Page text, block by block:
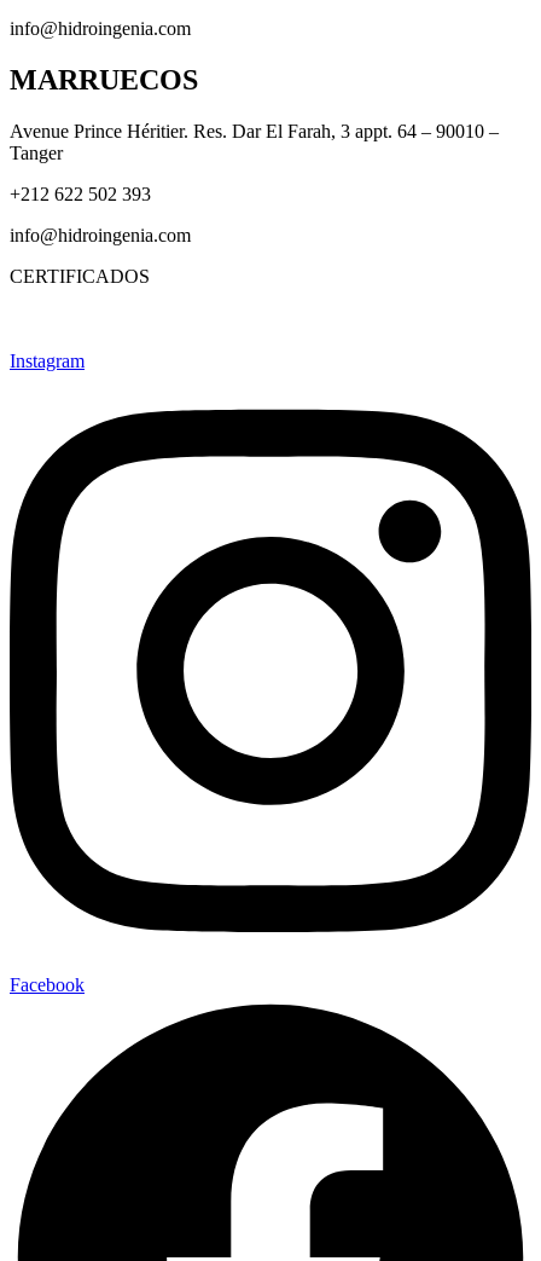
info@hidroingenia.com
MARRUECOS
Avenue Prince Héritier. Res. Dar El Farah, 3 appt. 64 – 90010 –
Tanger
+212 622 502 393
info@hidroingenia.com
CERTIFICADOS
Instagram
Facebook